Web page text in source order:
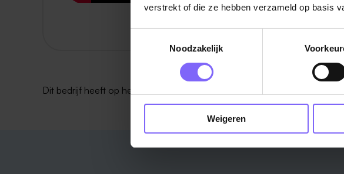
verstrekt of die ze hebben verzameld op basis
Noodzakelijk
Weigeren
Dit bedrijf heeft op het moment